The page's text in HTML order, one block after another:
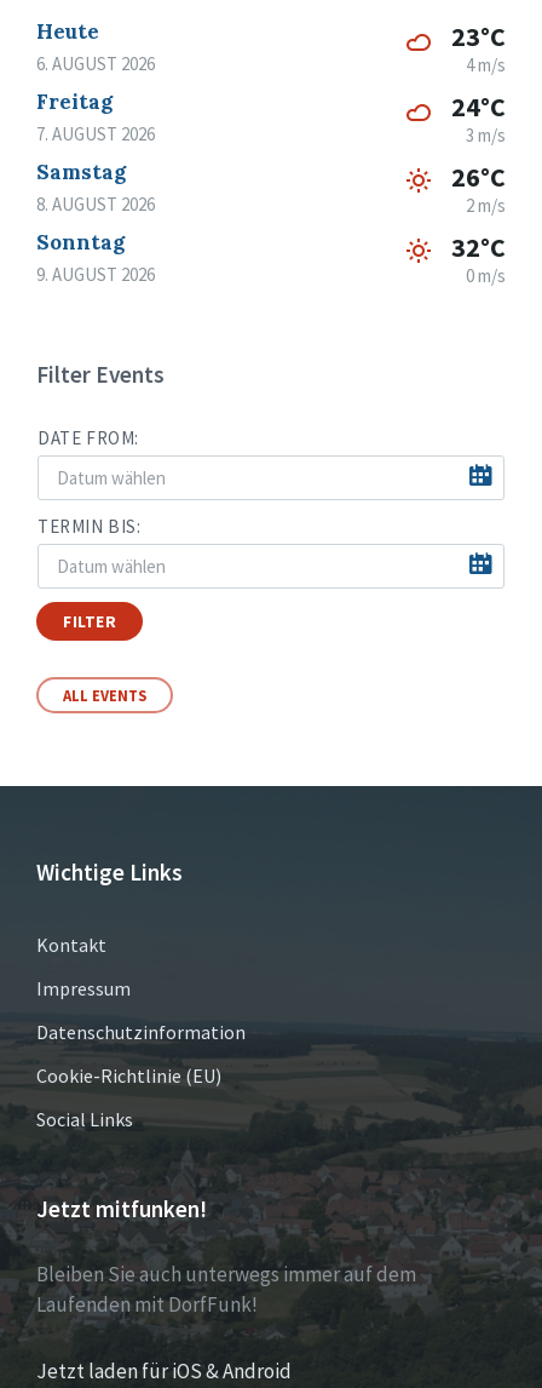
Heute
6. AUGUST 2026
23°C
4 m/s
Freitag
7. AUGUST 2026
24°C
3 m/s
Samstag
8. AUGUST 2026
26°C
2 m/s
Sonntag
9. AUGUST 2026
32°C
0 m/s
Filter Events
DATE FROM:
TERMIN BIS:
FILTER
ALL EVENTS
Wichtige Links
Kontakt
Impressum
Datenschutzinformation
Cookie-Richtlinie (EU)
Social Links
Jetzt mitfunken!
Bleiben Sie auch unterwegs immer auf dem
Laufenden mit DorfFunk!
Jetzt laden für iOS & Android